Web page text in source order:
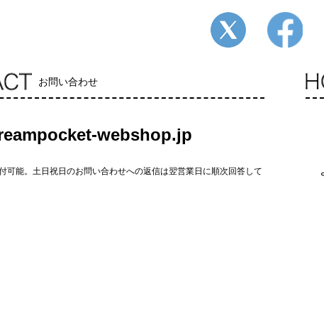
お問い合わせ
webshop.jp
可能。土日祝日のお問い合わせへの返信は翌営業日に順次回答して